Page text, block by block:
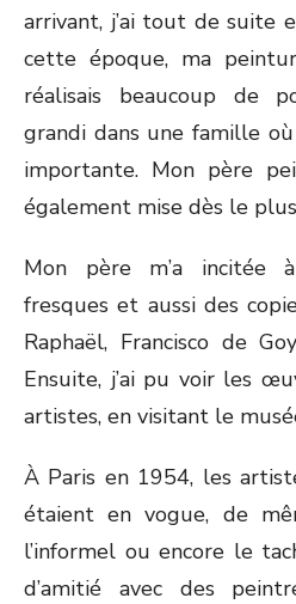
arrivant, j’ai tout de suite
cette époque, ma
réalisais beaucoup de
grandi dans une famille
importante. Mon père
également mise dès le
Mon père m’a incitée
fresques et aussi des
Raphaël, Francisco de
Ensuite, j’ai pu voir les
artistes, en visitant le
À Paris en 1954, les
étaient en vogue, de
l’informel ou encore le
d’amitié avec des